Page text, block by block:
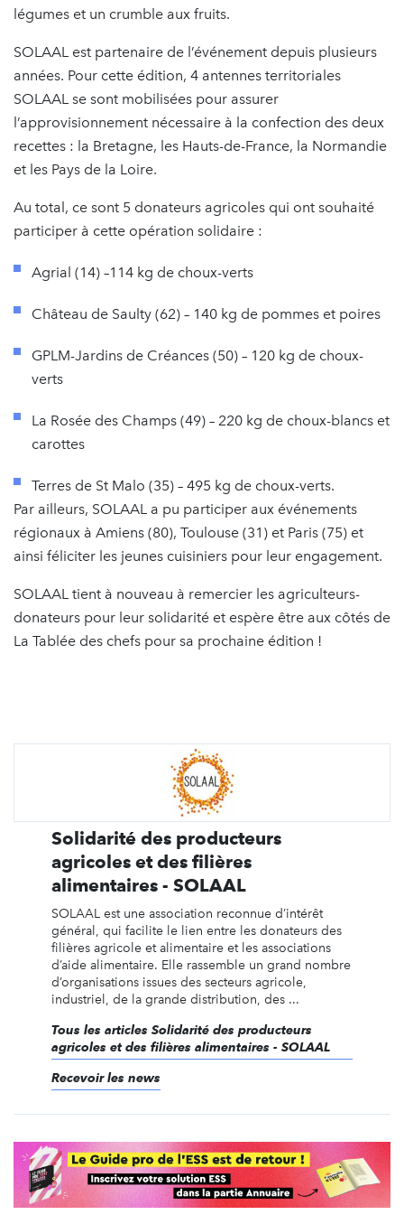
légumes et un crumble aux fruits.
SOLAAL est partenaire de l’événement depuis plusieurs
années. Pour cette édition, 4 antennes territoriales
SOLAAL se sont mobilisées pour assurer
l’approvisionnement nécessaire à la confection des deux
recettes : la Bretagne, les Hauts-de-France, la Normandie
et les Pays de la Loire.
Au total, ce sont 5 donateurs agricoles qui ont souhaité
participer à cette opération solidaire :
Agrial (14) –114 kg de choux-verts
Château de Saulty (62) – 140 kg de pommes et poires
GPLM-Jardins de Créances (50) – 120 kg de choux-
verts
La Rosée des Champs (49) – 220 kg de choux-blancs et
carottes
Terres de St Malo (35) – 495 kg de choux-verts.
Par ailleurs, SOLAAL a pu participer aux événements
régionaux à Amiens (80), Toulouse (31) et Paris (75) et
ainsi féliciter les jeunes cuisiniers pour leur engagement.
SOLAAL tient à nouveau à remercier les agriculteurs-
donateurs pour leur solidarité et espère être aux côtés de
La Tablée des chefs pour sa prochaine édition !
Solidarité des producteurs
agricoles et des filières
alimentaires - SOLAAL
SOLAAL est une association reconnue d’intérêt
général, qui facilite le lien entre les donateurs des
filières agricole et alimentaire et les associations
d’aide alimentaire. Elle rassemble un grand nombre
d’organisations issues des secteurs agricole,
industriel, de la grande distribution, des ...
Tous les articles Solidarité des producteurs
agricoles et des filières alimentaires - SOLAAL
Recevoir les news